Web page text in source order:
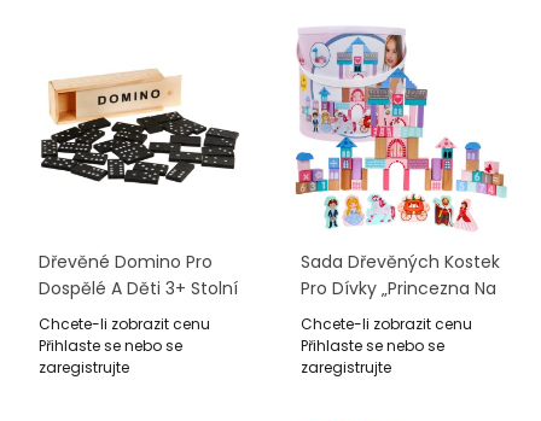
Dřevěné Domino Pro
Dospělé A Děti 3+ Stolní
Pozorovací Hra
Chcete-li zobrazit cenu
Přihlaste se nebo se
zaregistrujte
Sada Dřevěných Kostek
Pro Dívky „Princezna Na
Zámku“ + Třídička
Tvarů
Chcete-li zobrazit cenu
Přihlaste se nebo se
zaregistrujte